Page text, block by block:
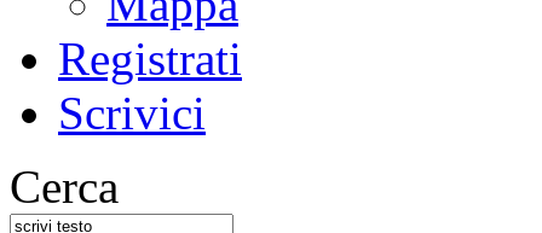
Registrati
Scrivici
Cerca